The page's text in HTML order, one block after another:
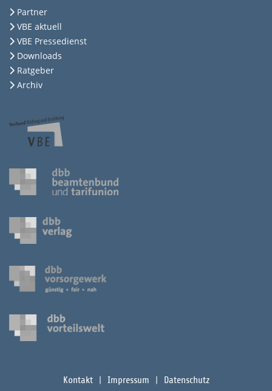
Partner
VBE aktuell
VBE Pressedienst
Downloads
Ratgeber
Archiv
Kontakt Impressum Datenschutz